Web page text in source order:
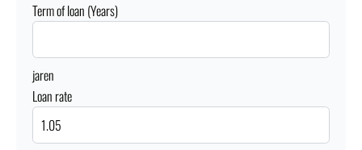
Term of loan (Years)
jaren
Loan rate